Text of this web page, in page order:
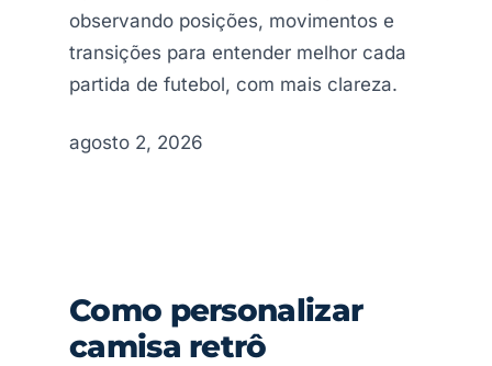
observando posições, movimentos e
transições para entender melhor cada
partida de futebol, com mais clareza.
agosto 2, 2026
Como personalizar
camisa retrô